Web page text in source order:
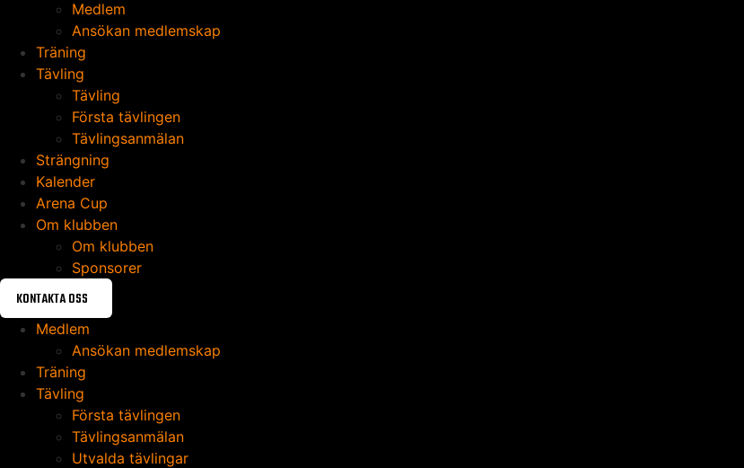
Medlem
Ansökan medlemskap
Träning
Tävling
Tävling
Första tävlingen
Tävlingsanmälan
Strängning
Kalender
Arena Cup
Om klubben
Om klubben
Sponsorer
KONTAKTA OSS
Medlem
Ansökan medlemskap
Träning
Tävling
Första tävlingen
Tävlingsanmälan
Utvalda tävlingar